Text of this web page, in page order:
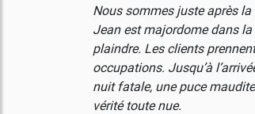
Nous sommes juste après
Jean est majordome dans
plaindre. Les clients
occupations. Jusqu’à
nuit fatale, une puce
vérité toute nue.